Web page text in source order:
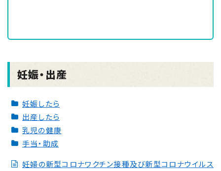
妊娠・出産
妊娠したら
出産したら
乳児の健康
手当・助成
妊婦の新型コロナワクチン接種及び新型コロナウイルス